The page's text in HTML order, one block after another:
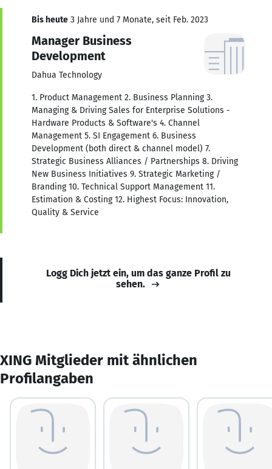
Bis heute 3 Jahre und 7 Monate, seit Feb. 2023
Manager Business
Development
Dahua Technology
1. Product Management 2. Business Planning 3.
Managing & Driving Sales for Enterprise Solutions -
Hardware Products & Software's 4. Channel
Management 5. SI Engagement 6. Business
Development (both direct & channel model) 7.
Strategic Business Alliances / Partnerships 8. Driving
New Business Initiatives 9. Strategic Marketing /
Branding 10. Technical Support Management 11.
Estimation & Costing 12. Highest Focus: Innovation,
Quality & Service
Logg Dich jetzt ein, um das ganze Profil zu
sehen.
XING Mitglieder mit ähnlichen
Profilangaben